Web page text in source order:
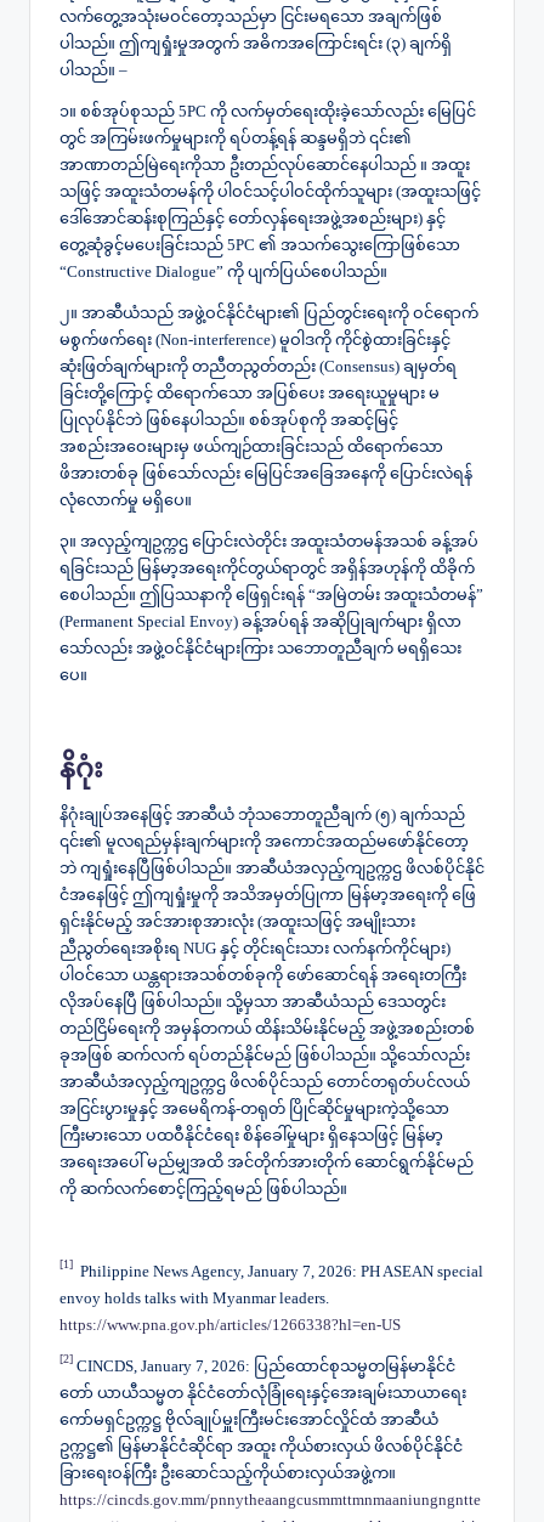
လက်တွေ့အသုံးမဝင်တော့သည်မှာ ငြင်းမရသော အချက်ဖြစ်
ပါသည်။ ဤကျရှုံးမှုအတွက် အဓိကအကြောင်းရင်း (၃) ချက်ရှိ
ပါသည်။ –
​၁။ စစ်အုပ်စုသည် 5PC ကို လက်မှတ်ရေးထိုးခဲ့သော်လည်း မြေပြင်
တွင် အကြမ်းဖက်မှုများကို ရပ်တန့်ရန် ဆန္ဒမရှိဘဲ ၎င်း၏
အာဏာတည်မြဲရေးကိုသာ ဦးတည်လုပ်ဆောင်နေပါသည် ။ အထူး
သဖြင့် အထူးသံတမန်ကို ပါဝင်သင့်ပါဝင်ထိုက်သူများ (အထူးသဖြင့်
ဒေါ်အောင်ဆန်းစုကြည်နှင့် တော်လှန်ရေးအဖွဲ့အစည်းများ) နှင့်
တွေ့ဆုံခွင့်မပေးခြင်းသည် 5PC ၏ အသက်သွေးကြောဖြစ်သော
“Constructive Dialogue” ကို ပျက်ပြယ်စေပါသည်။
၂။ အာဆီယံသည် အဖွဲ့ဝင်နိုင်ငံများ၏ ပြည်တွင်းရေးကို ဝင်ရောက်
မစွက်ဖက်ရေး (Non-interference) မူဝါဒကို ကိုင်စွဲထားခြင်းနှင့်
ဆုံးဖြတ်ချက်များကို တညီတညွတ်တည်း (Consensus) ချမှတ်ရ
ခြင်းတို့ကြောင့် ထိရောက်သော အပြစ်ပေး အရေးယူမှုများ မ
ပြုလုပ်နိုင်ဘဲ ဖြစ်နေပါသည်။ စစ်အုပ်စုကို အဆင့်မြင့်
အစည်းအဝေးများမှ ဖယ်ကျဉ်ထားခြင်းသည် ထိရောက်သော
ဖိအားတစ်ခု ဖြစ်သော်လည်း မြေပြင်အခြေအနေကို ပြောင်းလဲရန်
လုံလောက်မှု မရှိပေ။
၃။ အလှည့်ကျဥက္ကဌ ပြောင်းလဲတိုင်း အထူးသံတမန်အသစ် ခန့်အပ်
ရခြင်းသည် မြန်မာ့အရေးကိုင်တွယ်ရာတွင် အရှိန်အဟုန်ကို ထိခိုက်
စေပါသည်။ ဤပြဿနာကို ဖြေရှင်းရန် “အမြဲတမ်း အထူးသံတမန်”
(Permanent Special Envoy) ခန့်အပ်ရန် အဆိုပြုချက်များ ရှိလာ
သော်လည်း အဖွဲ့ဝင်နိုင်ငံများကြား သဘောတူညီချက် မရရှိသေး
ပေ။
နိဂုံး
နိဂုံးချုပ်အနေဖြင့် အာဆီယံ ဘုံသဘောတူညီချက် (၅) ချက်သည်
၎င်း၏ မူလရည်မှန်းချက်များကို အကောင်အထည်မဖော်နိုင်တော့
ဘဲ ကျရှုံးနေပြီဖြစ်ပါသည်။ အာဆီယံအလှည့်ကျဥက္ကဌ ဖိလစ်ပိုင်နိုင်
ငံအနေဖြင့် ဤကျရှုံးမှုကို အသိအမှတ်ပြုကာ မြန်မာ့အရေးကို ဖြေ
ရှင်းနိုင်မည့် အင်အားစုအားလုံး (အထူးသဖြင့် အမျိုးသား
ညီညွတ်ရေးအစိုးရ NUG နှင့် တိုင်းရင်းသား လက်နက်ကိုင်များ)
ပါဝင်သော ယန္တရားအသစ်တစ်ခုကို ဖော်ဆောင်ရန် အရေးတကြီး
လိုအပ်နေပြီ ဖြစ်ပါသည်။ သို့မှသာ အာဆီယံသည် ဒေသတွင်း
တည်ငြိမ်ရေးကို အမှန်တကယ် ထိန်းသိမ်းနိုင်မည့် အဖွဲ့အစည်းတစ်
ခုအဖြစ် ဆက်လက် ရပ်တည်နိုင်မည် ဖြစ်ပါသည်။​ သို့သော်လည်း
အာဆီယံအလှည့်ကျဥက္ကဌ ဖိလစ်ပိုင်သည် တောင်တရုတ်ပင်လယ်
အငြင်းပွားမှုနှင့် အမေရိကန်-တရုတ် ပြိုင်ဆိုင်မှုများကဲ့သို့သော
ကြီးမားသော ပထဝီနိုင်ငံရေး စိန်ခေါ်မှုများ ရှိနေသဖြင့် မြန်မာ့
အရေးအပေါ် မည်မျှအထိ အင်တိုက်အားတိုက် ဆောင်ရွက်နိုင်မည်
ကို ဆက်လက်စောင့်ကြည့်ရမည် ဖြစ်ပါသည်။
[1] Philippine News Agency, January 7, 2026: PH ASEAN special
envoy holds talks with Myanmar leaders.
https://www.pna.gov.ph/articles/1266338?hl=en-US
[2] CINCDS, January 7, 2026: ပြည်ထောင်စုသမ္မတမြန်မာနိုင်ငံ
တော် ယာယီသမ္မတ နိုင်ငံတော်လုံခြုံရေးနှင့်အေးချမ်းသာယာရေး
ကော်မရှင်ဥက္ကဋ္ဌ ဗိုလ်ချုပ်မှူးကြီးမင်းအောင်လှိုင်ထံ အာဆီယံ
ဥက္ကဋ္ဌ၏ မြန်မာနိုင်ငံဆိုင်ရာ အထူး ကိုယ်စားလှယ် ဖိလစ်ပိုင်နိုင်ငံ
ခြားရေးဝန်ကြီး ဦးဆောင်သည့်ကိုယ်စားလှယ်အဖွဲ့က။
https://cincds.gov.mm/pnnytheaangcusmmttmnmaaniungngntte